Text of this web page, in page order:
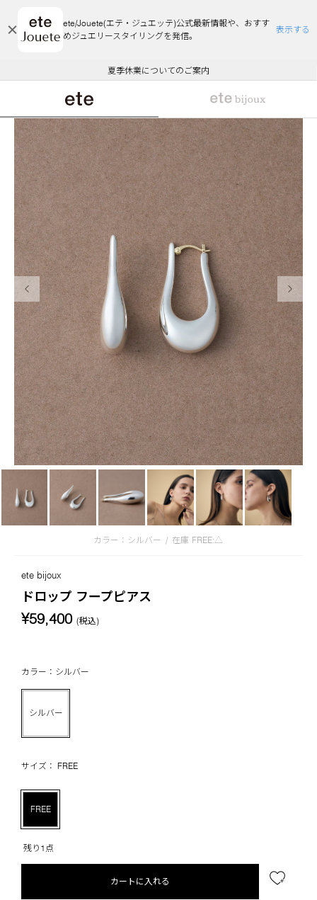
ete/Jouete(エテ・ジュエッテ)公式最新情報や、おすす
めジュエリースタイリングを発信。
表示する
エコラッピング及びエコポイント付与のご案内
ご注文いただいたお品物のお届け状況について
夏季休業についてのご案内
WEB Limited Items >>
採用のご案内
悪質な偽サイトにご注意ください
エコラッピング及びエコポイント付与のご案内
ご注文いただいたお品物のお届け状況について
前の画像
カラー：シルバー / 在庫 FREE:△
ete bijoux
ドロップ フープピアス
¥59,400 (税込)
カラー：シルバー
シルバー
サイズ： FREE
FREE
残り1点
カートに入れる